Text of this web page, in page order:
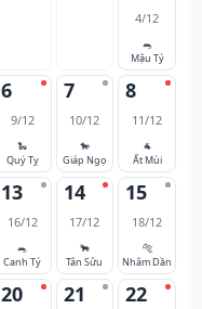
4/12
🐀
Mậu Tý
6
9/12
🐍
Quý Tỵ
7
10/12
🐎
Giáp Ngọ
8
11/12
🐐
Ất Mùi
13
16/12
🐀
Canh Tý
14
17/12
🐂
Tân Sửu
15
18/12
🐅
Nhâm Dần
20 21 22